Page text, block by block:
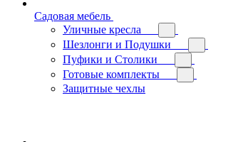
Садовая мебель
Уличные кресла
Шезлонги и Подушки
Пуфики и Столики
Готовые комплекты
Защитные чехлы